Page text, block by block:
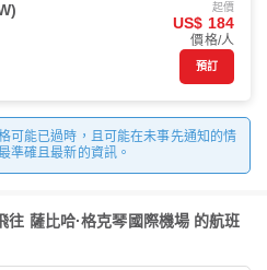
起價
US$ 184
價格/人
預訂
可能已過時，且可能在未事先通知的情
準確且最新的資訊。
往 薩比哈·格克琴國際機場 的航班